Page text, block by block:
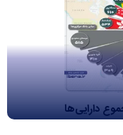
دارایی‌ها